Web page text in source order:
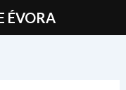
ÉVORA